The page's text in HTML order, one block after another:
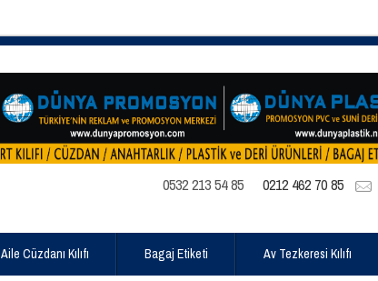
0532 213 54 85 0212 462 70 85
Aile Cüzdanı Kılıfı Bagaj Etiketi Av Tezkeresi Kılıfı